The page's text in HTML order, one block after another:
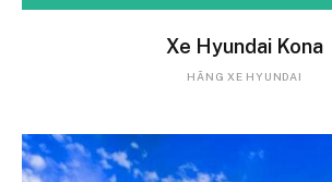
Xe Hyundai Kona
HÃNG XE HYUNDAI